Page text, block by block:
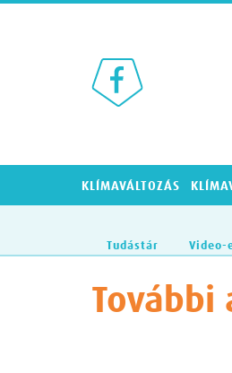
További
KLÍMAVÁLTOZÁS
Tudástár Video-